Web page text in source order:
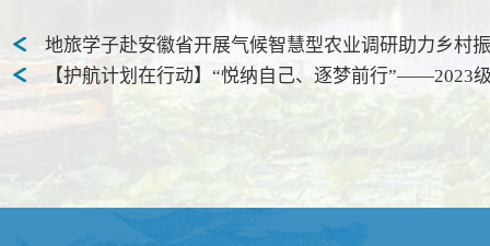
地旅学子赴安徽省开展气候智慧型农业调研助力乡
【护航计划在行动】“悦纳自己、逐梦前行”——2023